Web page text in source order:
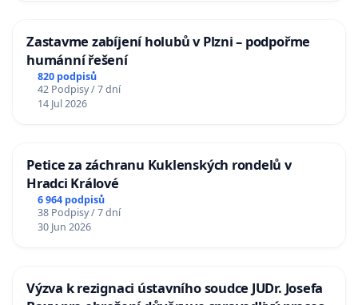
Zastavme zabíjení holubů v Plzni – podpořme
humánní řešení
820 podpisů
42 Podpisy / 7 dní
14 Jul 2026
Petice za záchranu Kuklenských rondelů v
Hradci Králové
6 964 podpisů
38 Podpisy / 7 dní
30 Jun 2026
Výzva k rezignaci ústavního soudce JUDr. Josefa